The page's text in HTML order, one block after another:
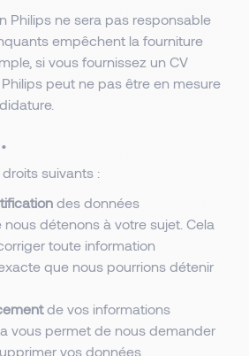
Philips ne sera pas responsable
empêchent la fourniture
si vous fournissez un CV
peut ne pas être en mesure
suivants :
des données
détenons à votre sujet. Cela
toute information
que nous pourrions détenir
de vos informations
vous permet de nous demander
vos données